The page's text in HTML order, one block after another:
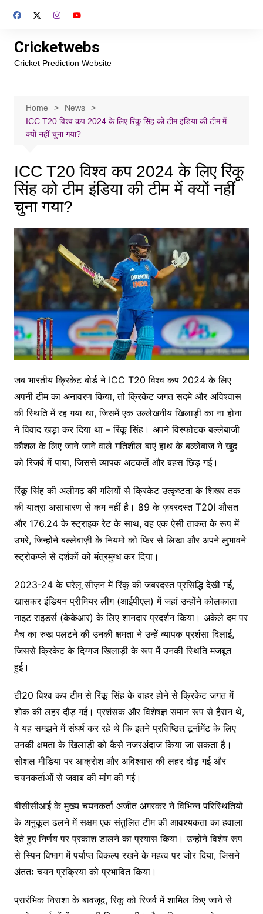
Cricketwebs
Cricket Prediction Website
Home
News
ICC T20 विश्व कप 2024 के लिए रिंकू सिंह को टीम इंडिया की टीम में
क्यों नहीं चुना गया?
ICC T20 विश्व कप 2024 के लिए रिंकू
सिंह को टीम इंडिया की टीम में क्यों नहीं
चुना गया?
जब भारतीय क्रिकेट बोर्ड ने ICC T20 विश्व कप 2024 के लिए
अपनी टीम का अनावरण किया, तो क्रिकेट जगत सदमे और अविश्वास
की स्थिति में रह गया था, जिसमें एक उल्लेखनीय खिलाड़ी का ना होना
ने विवाद खड़ा कर दिया था – रिंकू सिंह। अपने विस्फोटक बल्लेबाजी
कौशल के लिए जाने जाने वाले गतिशील बाएं हाथ के बल्लेबाज ने खुद
को रिजर्व में पाया, जिससे व्यापक अटकलें और बहस छिड़ गई।
रिंकू सिंह की अलीगढ़ की गलियों से क्रिकेट उत्कृष्टता के शिखर तक
की यात्रा असाधारण से कम नहीं है। 89 के ज़बरदस्त T20I औसत
और 176.24 के स्ट्राइक रेट के साथ, वह एक ऐसी ताकत के रूप में
उभरे, जिन्होंने बल्लेबाज़ी के नियमों को फिर से लिखा और अपने लुभावने
स्ट्रोकप्ले से दर्शकों को मंत्रमुग्ध कर दिया।
2023-24 के घरेलू सीज़न में रिंकू की जबरदस्त प्रसिद्धि देखी गई,
खासकर इंडियन प्रीमियर लीग (आईपीएल) में जहां उन्होंने कोलकाता
नाइट राइडर्स (केकेआर) के लिए शानदार प्रदर्शन किया। अकेले दम पर
मैच का रुख पलटने की उनकी क्षमता ने उन्हें व्यापक प्रशंसा दिलाई,
जिससे क्रिकेट के दिग्गज खिलाड़ी के रूप में उनकी स्थिति मजबूत
हुई।
टी20 विश्व कप टीम से रिंकू सिंह के बाहर होने से क्रिकेट जगत में
शोक की लहर दौड़ गई। प्रशंसक और विशेषज्ञ समान रूप से हैरान थे,
वे यह समझने में संघर्ष कर रहे थे कि इतने प्रतिष्ठित टूर्नामेंट के लिए
उनकी क्षमता के खिलाड़ी को कैसे नजरअंदाज किया जा सकता है।
सोशल मीडिया पर आक्रोश और अविश्वास की लहर दौड़ गई और
चयनकर्ताओं से जवाब की मांग की गई।
बीसीसीआई के मुख्य चयनकर्ता अजीत अगरकर ने विभिन्न परिस्थितियों
के अनुकूल ढलने में सक्षम एक संतुलित टीम की आवश्यकता का हवाला
देते हुए निर्णय पर प्रकाश डालने का प्रयास किया। उन्होंने विशेष रूप
से स्पिन विभाग में पर्याप्त विकल्प रखने के महत्व पर जोर दिया, जिसने
अंततः चयन प्रक्रिया को प्रभावित किया।
प्रारंभिक निराशा के बावजूद, रिंकू को रिजर्व में शामिल किए जाने से